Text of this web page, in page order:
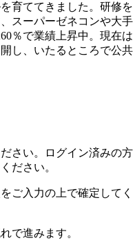
育ててきました。研修を
スーパーゼネコンや大手
％で業績上昇中。現在は
し、いたるところで公共
さい。ログイン済みの方
ださい。
ご入力の上で確定してく
で進みます。